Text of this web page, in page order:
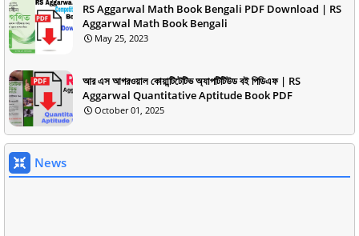
RS Aggarwal Math Book Bengali PDF Download | RS
Aggarwal Math Book Bengali
May 25, 2023
আর এস আগরওয়াল কোয়ান্টিটেটিভ অ্যাপটিটিউড বই পিডিএফ | RS
Aggarwal Quantitative Aptitude Book PDF
October 01, 2025
News